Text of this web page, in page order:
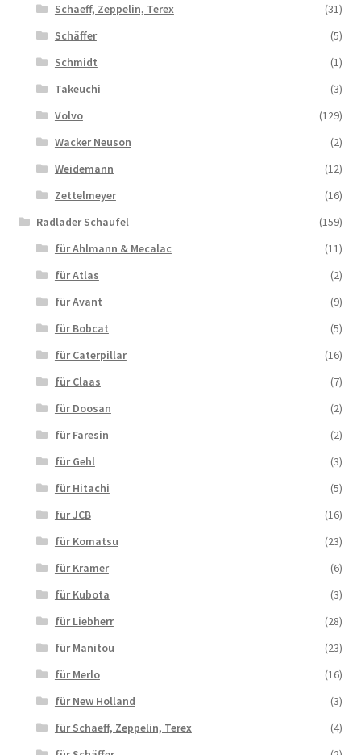
Schaeff, Zeppelin, Terex
(31)
Schäffer
(5)
Schmidt
(1)
Takeuchi
(3)
Volvo
(129)
Wacker Neuson
(2)
Weidemann
(12)
Zettelmeyer
(16)
Radlader Schaufel
(159)
für Ahlmann & Mecalac
(11)
für Atlas
(2)
für Avant
(9)
für Bobcat
(5)
für Caterpillar
(16)
für Claas
(7)
für Doosan
(2)
für Faresin
(2)
für Gehl
(3)
für Hitachi
(5)
für JCB
(16)
für Komatsu
(23)
für Kramer
(6)
für Kubota
(3)
für Liebherr
(28)
für Manitou
(23)
für Merlo
(16)
für New Holland
(3)
für Schaeff, Zeppelin, Terex
(4)